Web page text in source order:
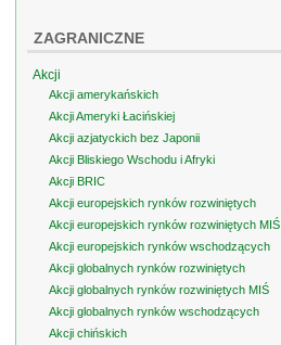
ZAGRANICZNE
Akcji
Akcji amerykańskich
Akcji Ameryki Łacińskiej
Akcji azjatyckich bez Japonii
Akcji Bliskiego Wschodu i Afryki
Akcji BRIC
Akcji europejskich rynków rozwiniętych
Akcji europejskich rynków rozwiniętych MIŚ
Akcji europejskich rynków wschodzących
Akcji globalnych rynków rozwiniętych
Akcji globalnych rynków rozwiniętych MIŚ
Akcji globalnych rynków wschodzących
Akcji chińskich